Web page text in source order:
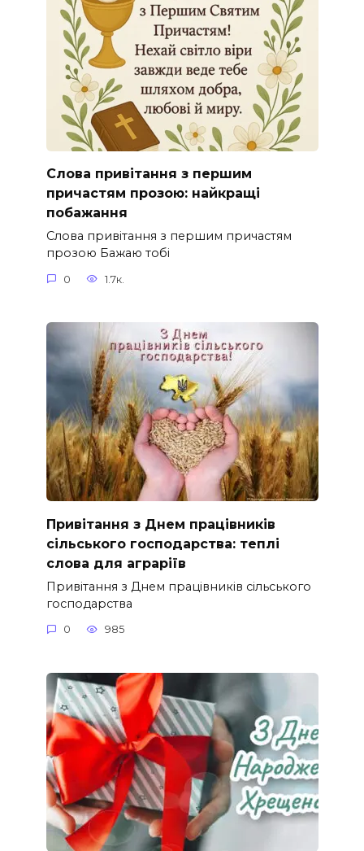
Слова привітання з першим
причастям прозою: найкращі
побажання
Слова привітання з першим причастям
прозою Бажаю тобі
0 1.7к.
Привітання з Днем працівників
сільського господарства: теплі
слова для аграріїв
Привітання з Днем працівників сільського
господарства
0 985